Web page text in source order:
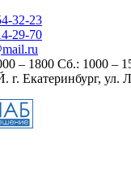
32-23
29-70
– 1800 Сб.: 1000 –
Екатеринбург, ул.